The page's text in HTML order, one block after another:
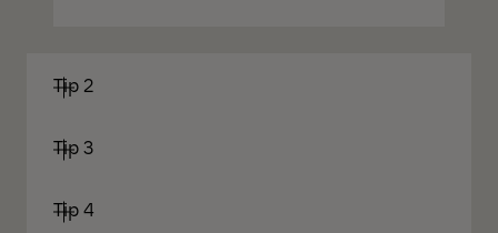
Tip 2
Tip 3
Tip 4